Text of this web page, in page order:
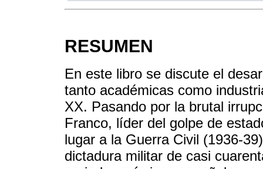
RESUMEN
En este libro se discute el
tanto académicas como
XX. Pasando por la brutal
Franco, líder del golpe de
lugar a la Guerra Civil (1936-
dictadura militar de casi